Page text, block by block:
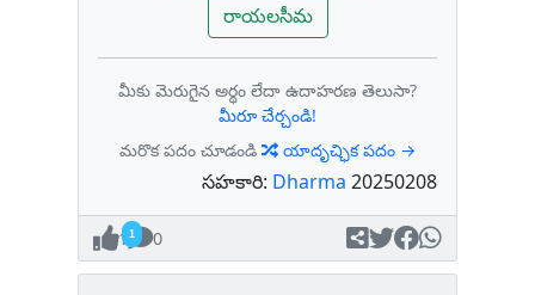
రాయలసీమ
మీకు మెరుగైన అర్థం లేదా ఉదాహరణ తెలుసా?
మీరూ చేర్చండి!
మరొక పదం చూడండి
యాదృచ్ఛిక పదం →
సహకారి: Dharma 20250208
1 0